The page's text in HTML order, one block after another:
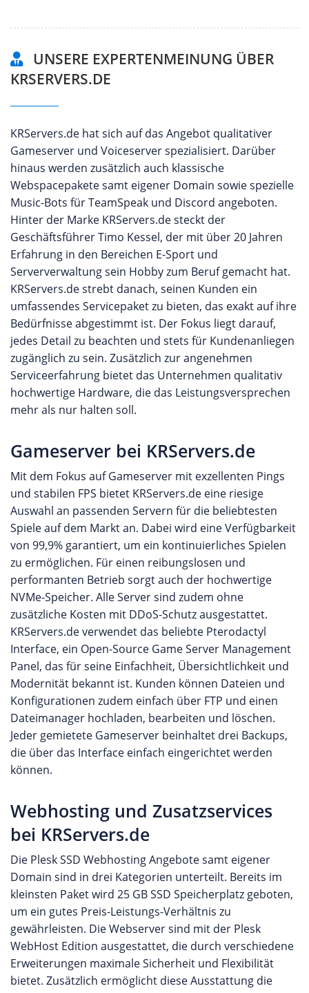
UNSERE EXPERTENMEINUNG ÜBER
KRSERVERS.DE
KRServers.de hat sich auf das Angebot qualitativer
Gameserver und Voiceserver spezialisiert. Darüber
hinaus werden zusätzlich auch klassische
Webspacepakete samt eigener Domain sowie spezielle
Music-Bots für TeamSpeak und Discord angeboten.
Hinter der Marke KRServers.de steckt der
Geschäftsführer Timo Kessel, der mit über 20 Jahren
Erfahrung in den Bereichen E-Sport und
Serververwaltung sein Hobby zum Beruf gemacht hat.
KRServers.de strebt danach, seinen Kunden ein
umfassendes Servicepaket zu bieten, das exakt auf ihre
Bedürfnisse abgestimmt ist. Der Fokus liegt darauf,
jedes Detail zu beachten und stets für Kundenanliegen
zugänglich zu sein. Zusätzlich zur angenehmen
Serviceerfahrung bietet das Unternehmen qualitativ
hochwertige Hardware, die das Leistungsversprechen
mehr als nur halten soll.
Gameserver bei KRServers.de
Mit dem Fokus auf Gameserver mit exzellenten Pings
und stabilen FPS bietet KRServers.de eine riesige
Auswahl an passenden Servern für die beliebtesten
Spiele auf dem Markt an. Dabei wird eine Verfügbarkeit
von 99,9% garantiert, um ein kontinuierliches Spielen
zu ermöglichen. Für einen reibungslosen und
performanten Betrieb sorgt auch der hochwertige
NVMe-Speicher. Alle Server sind zudem ohne
zusätzliche Kosten mit DDoS-Schutz ausgestattet.
KRServers.de verwendet das beliebte Pterodactyl
Interface, ein Open-Source Game Server Management
Panel, das für seine Einfachheit, Übersichtlichkeit und
Modernität bekannt ist. Kunden können Dateien und
Konfigurationen zudem einfach über FTP und einen
Dateimanager hochladen, bearbeiten und löschen.
Jeder gemietete Gameserver beinhaltet drei Backups,
die über das Interface einfach eingerichtet werden
können.
Webhosting und Zusatzservices
bei KRServers.de
Die Plesk SSD Webhosting Angebote samt eigener
Domain sind in drei Kategorien unterteilt. Bereits im
kleinsten Paket wird 25 GB SSD Speicherplatz geboten,
um ein gutes Preis-Leistungs-Verhältnis zu
gewährleisten. Die Webserver sind mit der Plesk
WebHost Edition ausgestattet, die durch verschiedene
Erweiterungen maximale Sicherheit und Flexibilität
bietet. Zusätzlich ermöglicht diese Ausstattung die